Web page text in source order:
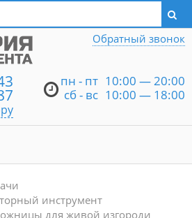
Написать директору
пн - пт 10:00 — 20:00
сб - вс 10:00 — 18:00
Обратный звонок
инструмент
для живой изгороди